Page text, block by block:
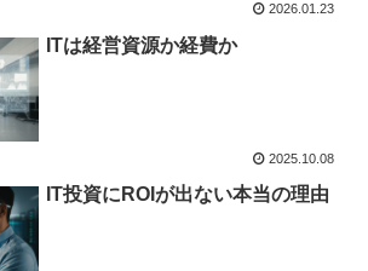
2026.01.23
ITは経営資源か経費か
2025.10.08
IT投資にROIが出ない本当の理由